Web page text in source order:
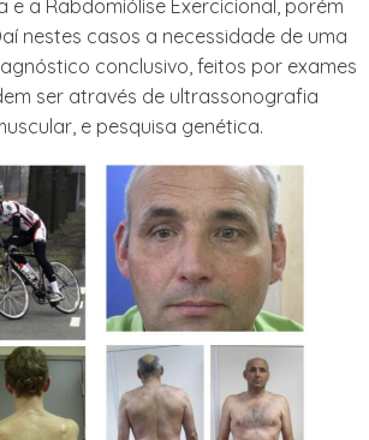
e a Rabdomiólise Exercicional, porém
nestes casos a necessidade de uma
conclusivo, feitos por exames
ser através de ultrassonografia
e pesquisa genética.